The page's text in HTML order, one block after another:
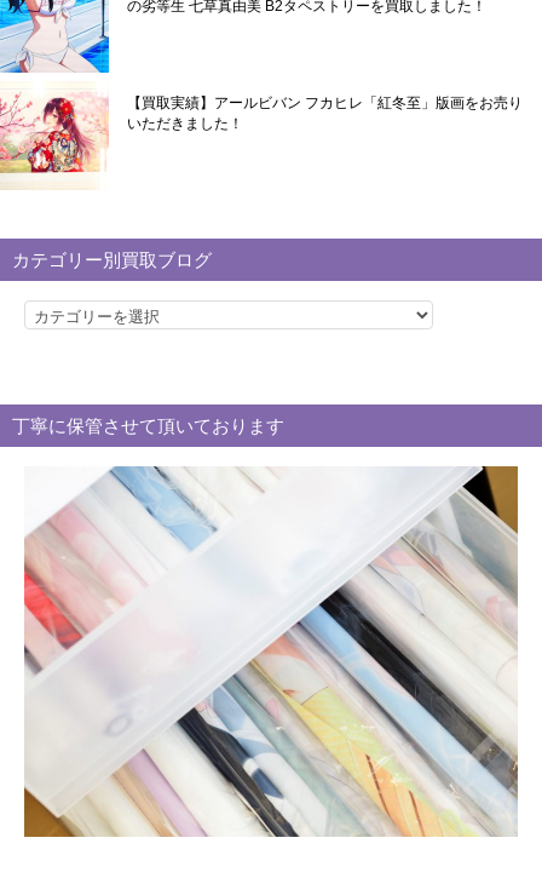
の劣等生 七草真由美 B2タペストリーを買取しました！
【買取実績】アールビバン フカヒレ「紅冬至」版画をお売り
いただきました！
カテゴリー別買取ブログ
カ
リ
ー
ロ
グ
丁寧に保管させて頂いております